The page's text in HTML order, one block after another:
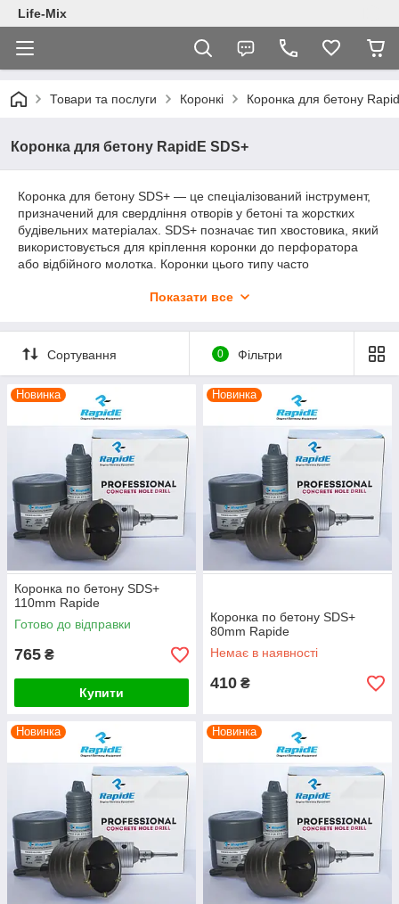
Life-Mix
Товари та послуги Коронкі Коронка для бетону
Коронка для бетону RapidE SDS+
Коронка для бетону SDS+ — це спеціалізований інструмент,
призначений для свердління отворів у бетоні та жорстких
будівельних матеріалах. SDS+ позначає тип хвостовика, який
використовується для кріплення коронки до перфоратора
або відбійного молотка. Коронки цього типу часто
потрібне точне й ефективне свердління отворів великого
трубопроводів або встановлення електричних штроб. SDS+
коронки забезпечують швидке та надійне свердління, а їхня
конструкція дає змогу ефективно видаляти складники, що
термін експлуатації інструмента та поліпшену продуктивність.
Показати все
Сортування 0 Фільтри
Новинка
Коронка по бетону SDS+
110mm Rapide
Готово до відправки
765 ₴
Купити
Новинка
Коронка по бетону SDS+
80mm Rapide
Немає в наявності
410 ₴
Новинка Новинка